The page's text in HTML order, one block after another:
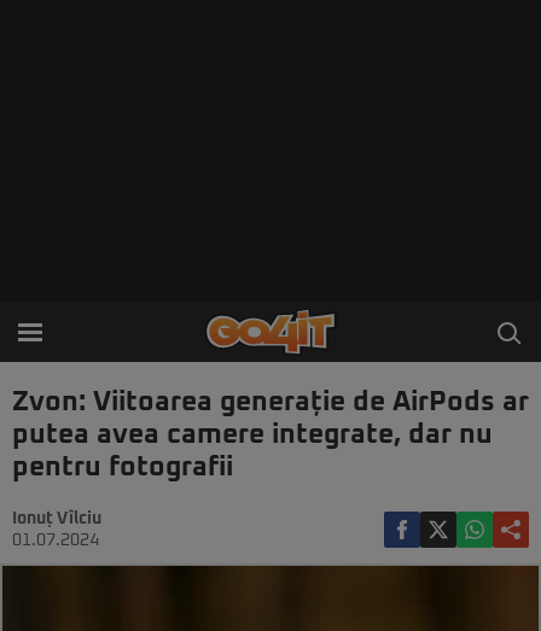
Zvon: Viitoarea generație de AirPods ar
putea avea camere integrate, dar nu
pentru fotografii
Ionuț Vîlciu
01.07.2024